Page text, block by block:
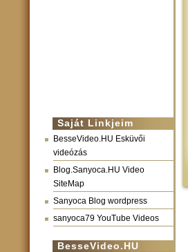
Saját Linkjeim
BesseVideo.HU Esküvői
videózás
Blog.Sanyoca.HU Video
SiteMap
Sanyoca Blog wordpress
sanyoca79 YouTube Videos
BesseVideo.HU